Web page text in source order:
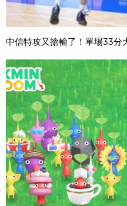
中信特攻又搶輸了！單場33分